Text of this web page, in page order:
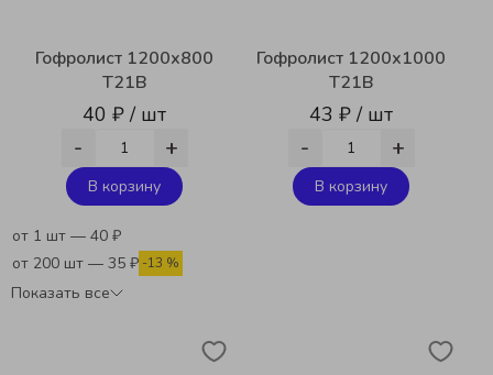
Гофролист 1200х800
T21B
40 ₽ / шт
- +
В корзину
от 1 шт — 40 ₽
от 200 шт — 35 ₽ -13 %
Показать все
Гофролист 1200х1000
Т21В
43 ₽ / шт
- +
В корзину